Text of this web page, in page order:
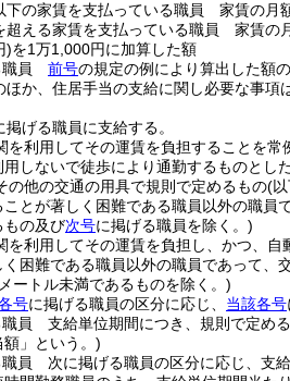
下の家賃を支払っている職員 家賃の月
超える家賃を支払っている職員 家賃の
)を1万1,000円に加算した額
職員 前号の規定の例により算出した額
か、住居手当の支給に関し必要な事項
げる職員に支給する。
を利用してその運賃を負担することを常
しないで徒歩により通勤するものと
の他の交通の用具で規則で定めるもの(
とが著しく困難である職員以外の職
もの及び次号に掲げる職員を除く。)
を利用してその運賃を負担し、かつ、
困難である職員以外の職員であって
ートル未満であるものを除く。)
号に掲げる職員の区分に応じ、 当該各号
員 支給単位期間につき、規則で定め
」という。)
職員 次に掲げる職員の区分に応じ、支